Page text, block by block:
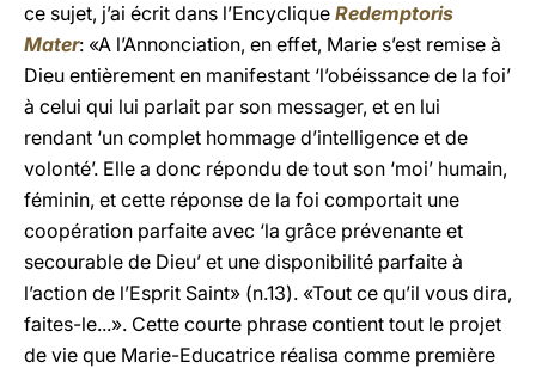
ce sujet, j’ai écrit dans l’Encyclique Redemptoris
Mater: «A l’Annonciation, en effet, Marie s’est remise à
Dieu entièrement en manifestant ‘l’obéissance de la foi’
à celui qui lui parlait par son messager, et en lui
rendant ‘un complet hommage d’intelligence et de
volonté’. Elle a donc répondu de tout son ‘moi’ humain,
féminin, et cette réponse de la foi comportait une
coopération parfaite avec ‘la grâce prévenante et
secourable de Dieu’ et une disponibilité parfaite à
l’action de l’Esprit Saint» (n.13). «Tout ce qu’il vous dira,
faites-le...». Cette courte phrase contient tout le projet
de vie que Marie-Educatrice réalisa comme première